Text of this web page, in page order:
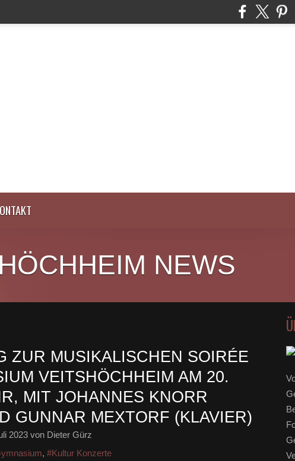
NEWS
ZUR MUSIKALISCHEN SOIRÉE
VEITSHÖCHHEIM AM 20.
MIT JOHANNES KNORR
GUNNAR MEXTORF (KLAVIER)
2023 von Dieter Gürz
, #Kultur Konzerte